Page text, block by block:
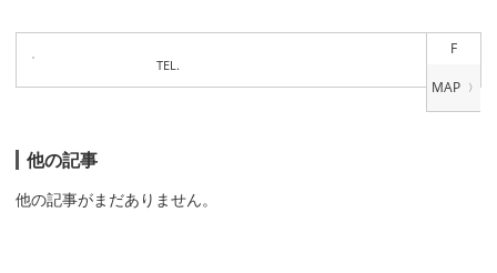
F
TEL.
他の記事
他の記事がまだありません。